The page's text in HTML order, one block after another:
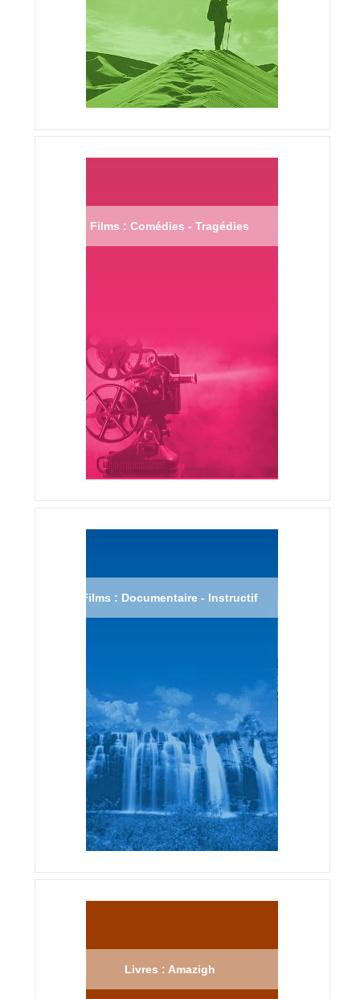
Films : Comédies - Tragédies
Films : Documentaire - Instructif
Livres : Amazigh